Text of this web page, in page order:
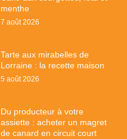
menthe
7 août 2026
Tarte aux mirabelles de
Lorraine : la recette maison
5 août 2026
Du producteur à votre
assiette : acheter un magret
de canard en circuit court